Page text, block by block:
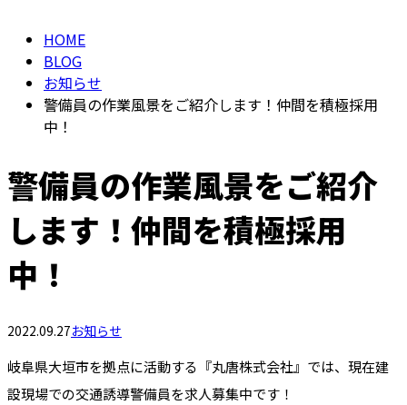
HOME
BLOG
お知らせ
警備員の作業風景をご紹介します！仲間を積極採用
中！
警備員の作業風景をご紹介
します！仲間を積極採用
中！
2022.09.27お知らせ
岐阜県大垣市を拠点に活動する『丸唐株式会社』では、現在建
設現場での交通誘導警備員を求人募集中です！